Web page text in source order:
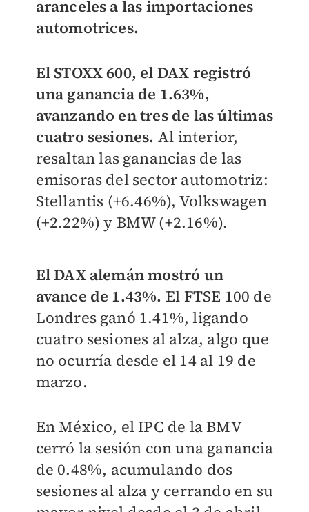
aranceles a las importaciones
automotrices.
El STOXX 600, el DAX registró
una ganancia de 1.63%,
avanzando en tres de las últimas
cuatro sesiones. Al interior,
resaltan las ganancias de las
emisoras del sector automotriz:
Stellantis (+6.46%), Volkswagen
(+2.22%) y BMW (+2.16%).
El DAX alemán mostró un
avance de 1.43%. El FTSE 100 de
Londres ganó 1.41%, ligando
cuatro sesiones al alza, algo que
no ocurría desde el 14 al 19 de
marzo.
En México, el IPC de la BMV
cerró la sesión con una ganancia
de 0.48%, acumulando dos
sesiones al alza y cerrando en su